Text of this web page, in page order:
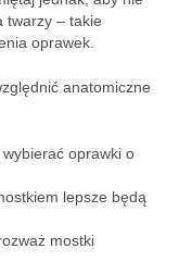
twarzy – takie
oprawek.
anatomiczne
oprawki o
lepsze będą
mostki